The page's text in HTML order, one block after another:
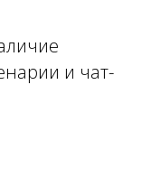
и чат-